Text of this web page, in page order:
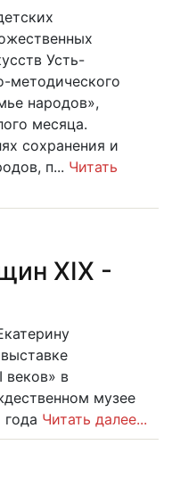
Усть-
методического
народов»,
месяца.
сохранения и
п... Читать
XIX -
веков» в
музее
Читать далее...